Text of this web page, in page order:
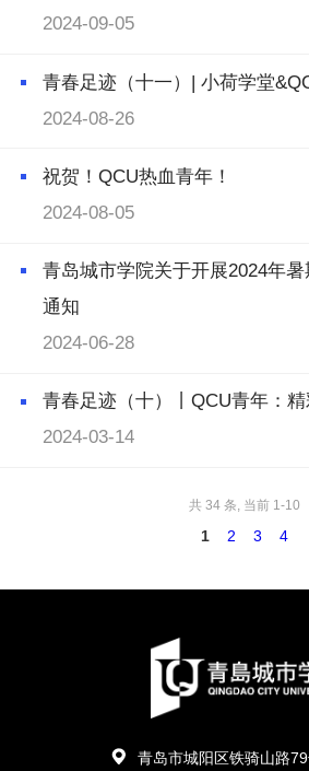
2024-09-05
青春足迹（十一）| 小荷学堂
2024-08-26
祝贺！QCU热血青年！
2024-08-05
青岛城市学院关于开展2024年
通知
2024-06-28
青春足迹（十）丨QCU青年：精
2024-03-14
共 34 条, 当前 1-10
1 2 3 4
青岛市城阳区铁骑山路